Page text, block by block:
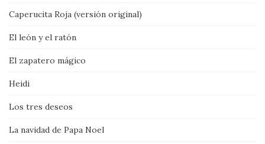
Caperucita Roja (versión original)
El león y el ratón
El zapatero mágico
Heidi
Los tres deseos
La navidad de Papa Noel